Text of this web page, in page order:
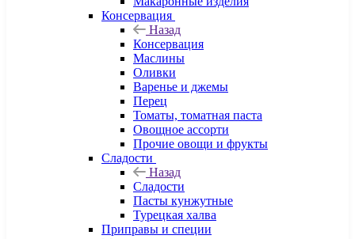
Консервация
Назад
Консервация
Маслины
Оливки
Варенье и джемы
Перец
Томаты, томатная паста
Овощное ассорти
Прочие овощи и фрукты
Сладости
Назад
Сладости
Пасты кунжутные
Турецкая халва
Приправы и специи